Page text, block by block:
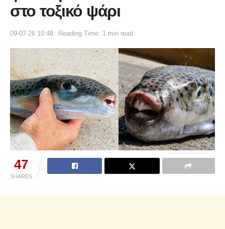
στο τοξικό ψάρι
09-07-26 10:48 Reading Time: 1 min read
47
SHARES